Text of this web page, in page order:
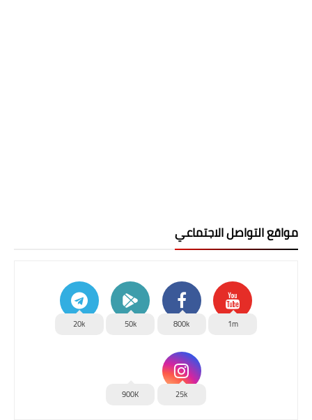
مواقع التواصل الاجتماعي
1m
800k
50k
20k
25k
900K